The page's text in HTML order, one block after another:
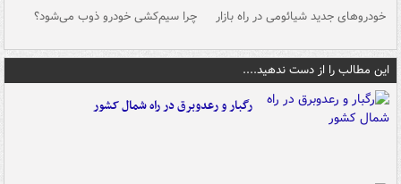
خودروهای جدید شیائومی در راه بازار چرا سیم‌کشی خودرو ذوب می‌شود؟
این مطالب را از دست ندهید....
رگبار و رعدوبرق در راه شمال کشور